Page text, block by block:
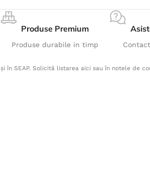
Produse Premium
Produse durabile in timp
în SEAP. Solicită listarea aici sau în notele de